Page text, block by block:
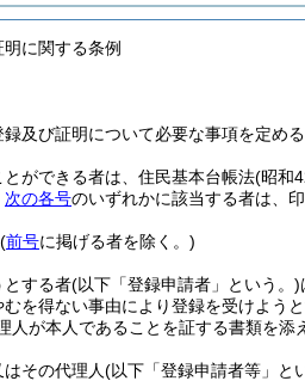
に関する条例
及び証明について必要な事項を定める
ができる者は、住民基本台帳法(昭和
次の各号のいずれかに該当する者は、
(前号に掲げる者を除く。)
とする者(以下「登録申請者」という。)
を得ない事由により登録を受けよう
人が本人であることを証する書類を添
その代理人(以下「登録申請者等」と